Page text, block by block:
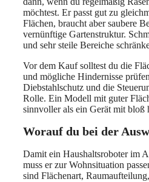
möchtest. Er passt gut zu
Flächen, braucht aber saubere
vernünftige Gartenstruktur.
und sehr steile Bereiche
Vor dem Kauf solltest du die
und mögliche Hindernisse
Diebstahlschutz und die
Rolle. Ein Modell mit guter
sinnvoller als ein Gerät mit bloß
Worauf du bei der
Damit ein Haushaltsroboter im
muss er zur Wohnsituation
sind Flächenart,